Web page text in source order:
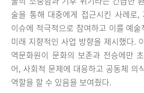
술을 통해 대중에게 접근시킨 사례로,
이슈에 적극적으로 참여하고 이를 예
미래 지향적인 사업 방향을 제시했다.
역문화원이 문화의 보존과 전승에만
어, 사회적 문제에 대응하고 공동체 의
역할을 할 수 있음을 보여줬다.